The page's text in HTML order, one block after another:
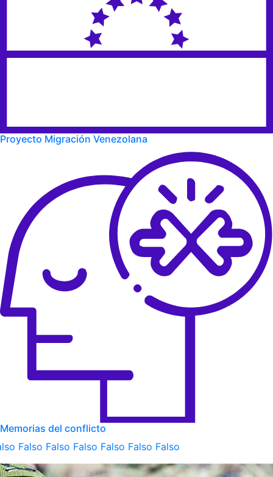
Proyecto Migración Venezolana
Memorias del conflicto
Falso Falso Falso Falso Falso Falso